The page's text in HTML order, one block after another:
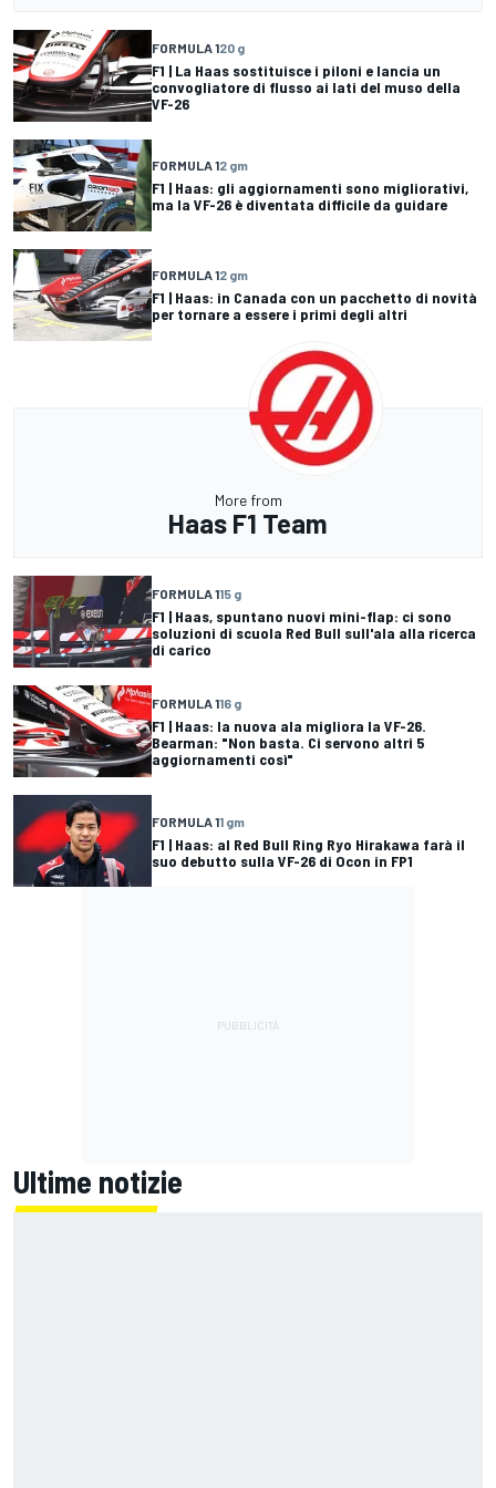
FORMULA 120 g
F1 | La Haas sostituisce i piloni e lancia un
convogliatore di flusso ai lati del muso della
VF-26
FORMULA 12 gm
F1 | Haas: gli aggiornamenti sono migliorativi,
ma la VF-26 è diventata difficile da guidare
FORMULA 12 gm
F1 | Haas: in Canada con un pacchetto di novità
per tornare a essere i primi degli altri
More from
Haas F1 Team
FORMULA 115 g
F1 | Haas, spuntano nuovi mini-flap: ci sono
soluzioni di scuola Red Bull sull'ala alla ricerca
di carico
FORMULA 116 g
F1 | Haas: la nuova ala migliora la VF-26.
Bearman: "Non basta. Ci servono altri 5
aggiornamenti così"
FORMULA 11 gm
F1 | Haas: al Red Bull Ring Ryo Hirakawa farà il
suo debutto sulla VF-26 di Ocon in FP1
Ultime notizie